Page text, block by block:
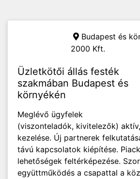
Budapest és
2000 Kft.
Üzletkötői állás festék
szakmában Budapest és
környékén
Meglévő ügyfelek
(viszonteladók, kivitelezők)
kezelése. Új partnerek
távú kapcsolatok kiépítése.
lehetőségek feltérképezése.
együttműködés a csapattal a